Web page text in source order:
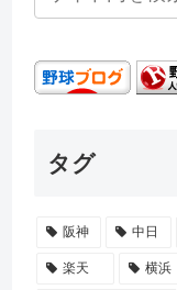
タグ
阪神 中日
楽天 横浜